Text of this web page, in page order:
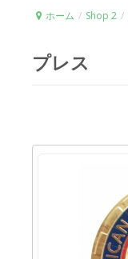
ホーム / Shop 2 /
プレス